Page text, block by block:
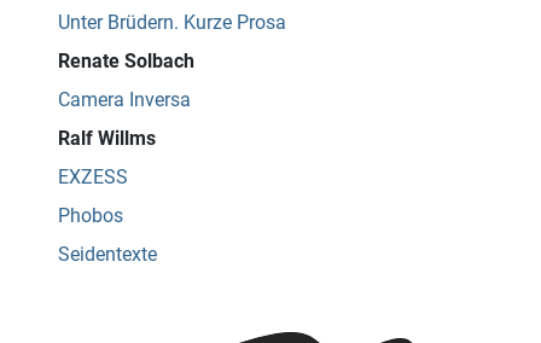
Unter Brüdern. Kurze Prosa
Renate Solbach
Camera Inversa
Ralf Willms
EXZESS
Phobos
Seidentexte